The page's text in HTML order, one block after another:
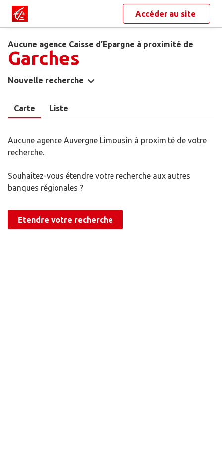
Accéder au site
Aucune agence Caisse d’Epargne à proximité de
Garches
Nouvelle recherche
Carte Liste
Aucune agence Auvergne Limousin à proximité de votre
recherche.
Souhaitez-vous étendre votre recherche aux autres
banques régionales ?
Etendre votre recherche